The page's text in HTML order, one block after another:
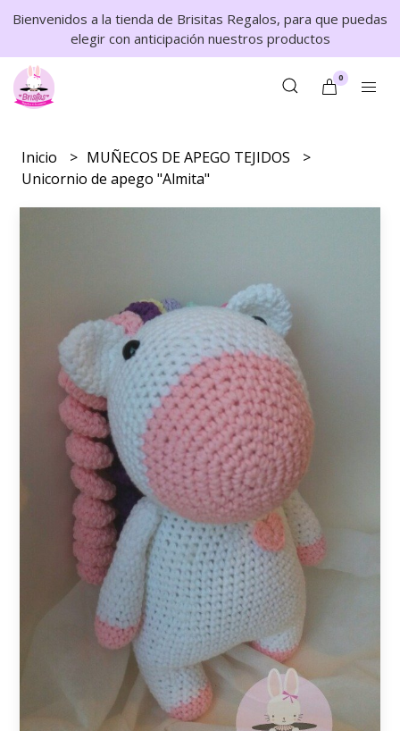
Bienvenidos a la tienda de Brisitas Regalos, para que puedas
elegir con anticipación nuestros productos
0
Inicio
MUÑECOS DE APEGO TEJIDOS
Unicornio de apego "Almita"